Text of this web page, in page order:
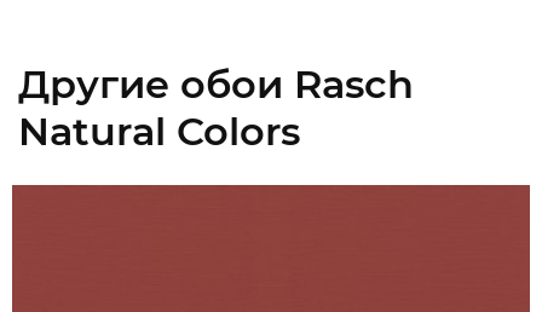
Другие обои Rasch
Natural Colors